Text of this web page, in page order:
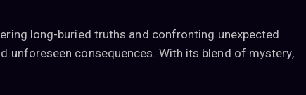
long-buried truths and confronting unexpected
unforeseen consequences. With its blend of mystery,